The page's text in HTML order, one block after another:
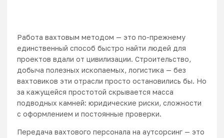
Работа вахтовым методом — это по-прежнему
единственный способ быстро найти людей для
проектов вдали от цивилизации. Строительство,
добыча полезных ископаемых, логистика — без
вахтовиков эти отрасли просто остановились бы. Но
за кажущейся простотой скрывается масса
подводных камней: юридические риски, сложности
с оформлением и постоянные проверки.
Передача вахтового персонала на аутсорсинг — это